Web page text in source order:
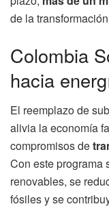
de la
Colombia
hacia
El reemplazo de
alivia la economía
compromisos de
Con este programa
renovables, se
fósiles y se